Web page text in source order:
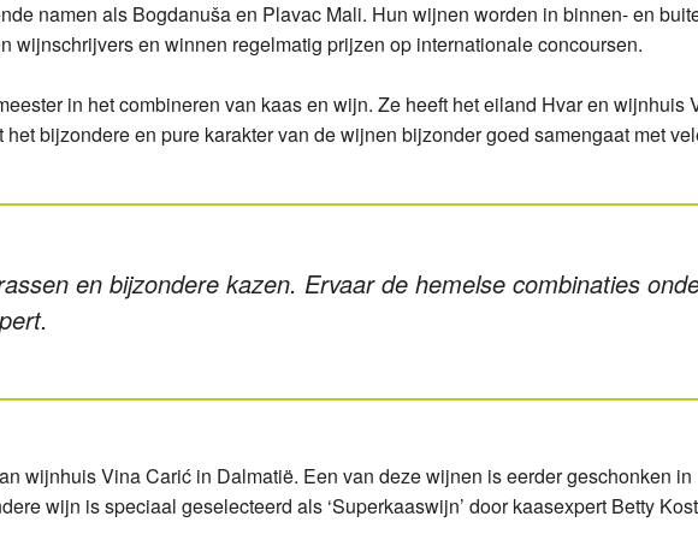
Online
Brons
Nu ook
Nieuwe
namen als Bogdanuša en Plavac Mali. Hun wijnen worden in binnen- en
wijnschrijvers en winnen regelmatig prijzen op internationale concoursen.
in het combineren van kaas en wijn. Ze heeft het eiland Hvar en wijnhuis
bijzondere en pure karakter van de wijnen bijzonder goed samengaat met
en bijzondere kazen. Ervaar de hemelse combinaties
wijnhuis Vina Carić in Dalmatië. Een van deze wijnen is eerder geschonken in
wijn is speciaal geselecteerd als ‘Superkaaswijn’ door kaasexpert Betty